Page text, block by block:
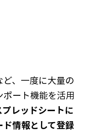
、一度に大量の
ート機能を活用
プレッドシートに
情報として登録